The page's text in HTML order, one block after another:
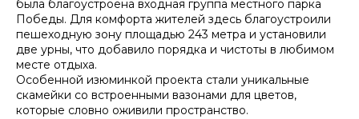
была благоустроена входная группа местного парка
Победы. Для комфорта жителей здесь благоустроили
пешеходную зону площадью 243 метра и установили
две урны, что добавило порядка и чистоты в любимом
месте отдыха.
Особенной изюминкой проекта стали уникальные
скамейки со встроенными вазонами для цветов,
которые словно оживили пространство.